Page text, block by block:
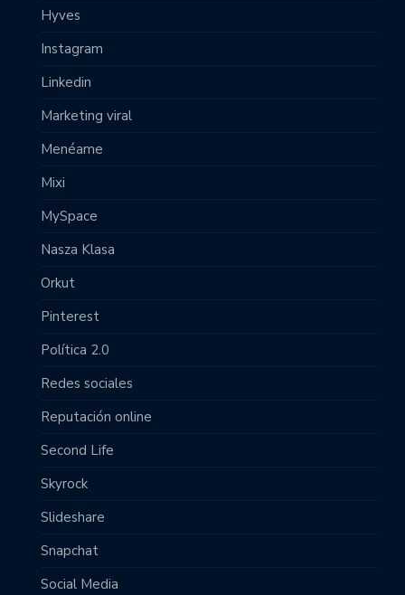
Hyves
Instagram
Linkedin
Marketing viral
Menéame
Mixi
MySpace
Nasza Klasa
Orkut
Pinterest
Política 2.0
Redes sociales
Reputación online
Second Life
Skyrock
Slideshare
Snapchat
Social Media